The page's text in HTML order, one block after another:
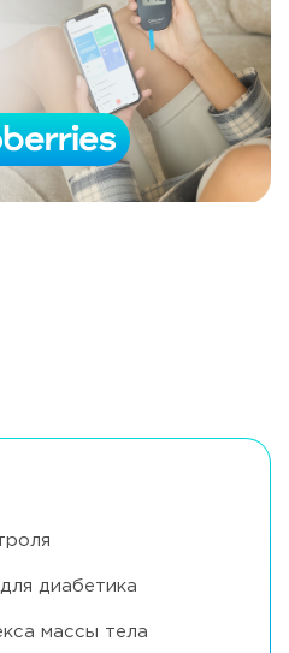
диабетика
массы тела